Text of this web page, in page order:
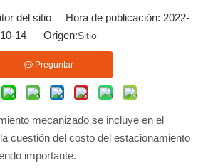
del sitio Hora de publicación: 2022-
10-14 Origen:Sitio
Preguntar
mecanizado se incluye en el
cuestión del costo del estacionamiento
importante.